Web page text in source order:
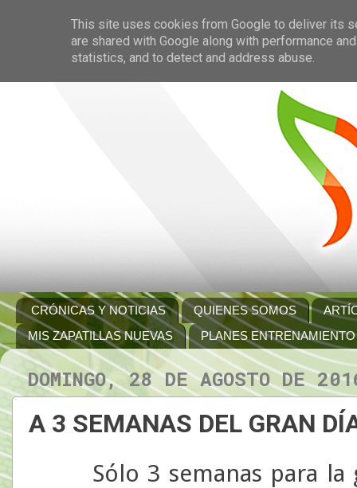
CRÓNICAS Y NOTICIAS QUIENES SOMOS
MIS ZAPATILLAS NUEVAS
PLANES ENTRENAMIENTO
DOMINGO, 28 DE AGOSTO DE
A 3 SEMANAS DEL GRAN
Sólo 3 semanas para la
This site uses cookies from Google to deliver its
are shared with Google along with performance
statistics, and to detect and address abuse.